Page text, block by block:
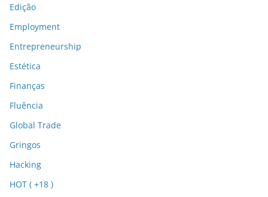
Edição
Employment
Entrepreneurship
Estética
Finanças
Fluência
Global Trade
Gringos
Hacking
HOT ( +18 )